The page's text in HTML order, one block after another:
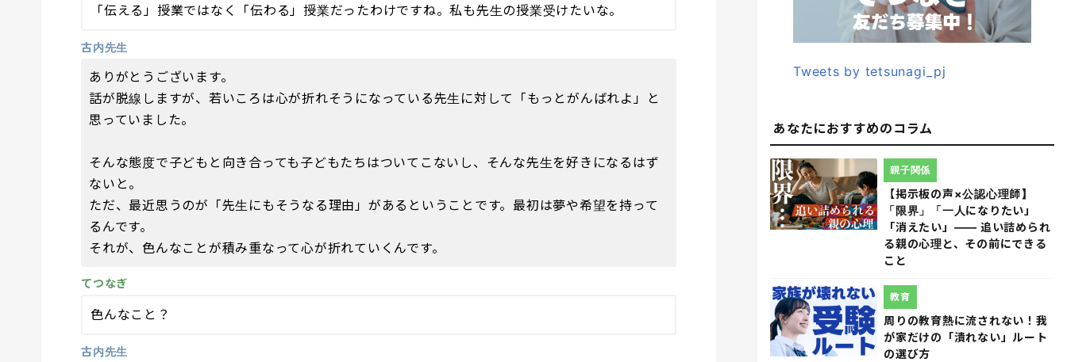
「伝える」授業ではなく「伝わる」授業だったわけですね。私も先生の授業受けたいな。
古内先生
ありがとうございます。
話が脱線しますが、若いころは心が折れそうになっている先生に対して「もっとがんばれよ」と
思っていました。
そんな態度で子どもと向き合っても子どもたちはついてこないし、そんな先生を好きになるはず
ないと。
ただ、最近思うのが「先生にもそうなる理由」があるということです。最初は夢や希望を持って
るんです。
それが、色んなことが積み重なって心が折れていくんです。
てつなぎ
色んなこと？
古内先生
Tweets by tetsunagi_pj
あなたにおすすめのコラム
【掲示板の声×公認心理師】
「限界」「一人になりたい」
「消えたい」―― 追い詰められ
る親の心理と、その前にできる
こと
親子関係
周りの教育熱に流されない！我
が家だけの「潰れない」ルート
の選び方
教育